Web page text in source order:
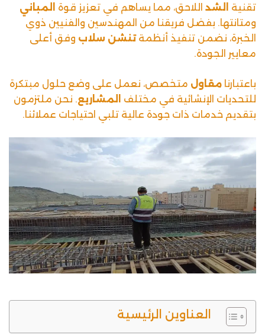
تقنية
الشد اللاحق، مما يساهم في تعزيز قوة
المباني
ومتانتها. بفضل فريقنا من المهندسين والفنيين ذوي
الخبرة، نضمن تنفيذ أنظمة تنشن سلاب وفق أعلى
معايير الجودة.
باعتبارنا مقاول متخصص، نعمل على وضع حلول مبتكرة
للتحديات الإنشائية في مختلف
المشاريع. نحن ملتزمون
بتقديم خدمات ذات جودة عالية تلبي احتياجات عملائنا.
العناوين الرئيسية